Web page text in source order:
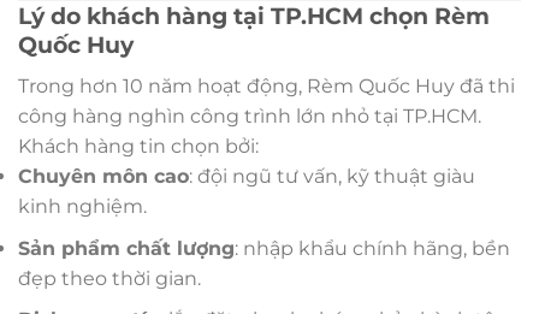
Lý do khách hàng tại TP.HCM chọn Rèm
Quốc Huy
Trong hơn 10 năm hoạt động, Rèm Quốc Huy đã thi
công hàng nghìn công trình lớn nhỏ tại TP.HCM.
Khách hàng tin chọn bởi:
Chuyên môn cao: đội ngũ tư vấn, kỹ thuật giàu
kinh nghiệm.
Sản phẩm chất lượng: nhập khẩu chính hãng, bền
đẹp theo thời gian.